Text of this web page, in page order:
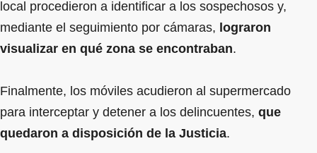
local procedieron a identificar a los sospechosos y,
mediante el seguimiento por cámaras, lograron
visualizar en qué zona se encontraban.
Finalmente, los móviles acudieron al supermercado
para interceptar y detener a los delincuentes, que
quedaron a disposición de la Justicia.